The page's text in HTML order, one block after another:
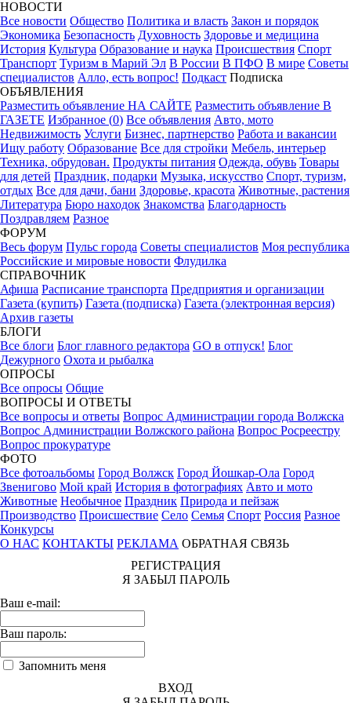
НОВОСТИ
Все новости Общество Политика и власть Закон и порядок
Экономика Безопасность Духовность Здоровье и медицина
История Культура Образование и наука Происшествия Спорт
Транспорт Туризм в Марий Эл В России В ПФО В мире Советы
специалистов Алло, есть вопрос! Подкаст Подписка
ОБЪЯВЛЕНИЯ
Разместить объявление НА САЙТЕ Разместить объявление В
ГАЗЕТЕ Избранное (0) Все объявления Авто, мото
Недвижимость Услуги Бизнес, партнерство Работа и вакансии
Ищу работу Образование Все для стройки Мебель, интерьер
Техника, обрудован. Продукты питания Одежда, обувь Товары
для детей Праздник, подарки Музыка, искусство Спорт, туризм,
отдых Все для дачи, бани Здоровье, красота Животные, растения
Литература Бюро находок Знакомства Благодарность
Поздравляем Разное
ФОРУМ
Весь форум Пульс города Советы специалистов Моя республика
Российские и мировые новости Флудилка
СПРАВОЧНИК
Афиша Расписание транспорта Предприятия и организации
Газета (купить) Газета (подписка) Газета (электронная версия)
Архив газеты
БЛОГИ
Все блоги Блог главного редактора GO в отпуск! Блог
Дежурного Охота и рыбалка
ОПРОСЫ
Все опросы Общие
ВОПРОСЫ И ОТВЕТЫ
Все вопросы и ответы Вопрос Администрации города Волжска
Вопрос Администрации Волжского района Вопрос Росреестру
Вопрос прокуратуре
ФОТО
Все фотоальбомы Город Волжск Город Йошкар-Ола Город
Звенигово Мой край История в фотографиях Авто и мото
Животные Необычное Праздник Природа и пейзаж
Производство Происшествие Село Семья Спорт Россия Разное
Конкурсы
О НАС КОНТАКТЫ РЕКЛАМА ОБРАТНАЯ СВЯЗЬ
РЕГИСТРАЦИЯ
Я ЗАБЫЛ ПАРОЛЬ
Ваш e-mail:
Ваш пароль:
Запомнить меня
ВХОД